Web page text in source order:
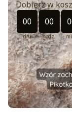
Dobierz w
Odliczanie
00
dni
00
godz.